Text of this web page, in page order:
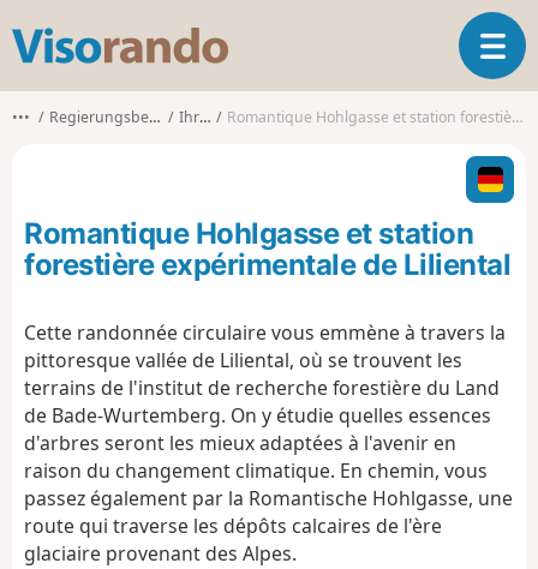
s
o
o
O
u
v
i
r
l
n
a
i
a
••• Regierungsbezirk Freiburg Ihringen Romantique Hohlgasse et station forestière expérimentale de Liliental
Romantique Hohlgasse et station
forestière expérimentale de Liliental
Cette randonnée circulaire vous emmène à travers la
pittoresque vallée de Liliental, où se trouvent les
terrains de l'institut de recherche forestière du Land
de Bade-Wurtemberg. On y étudie quelles essences
d'arbres seront les mieux adaptées à l'avenir en
raison du changement climatique. En chemin, vous
passez également par la Romantische Hohlgasse, une
route qui traverse les dépôts calcaires de l'ère
glaciaire provenant des Alpes.